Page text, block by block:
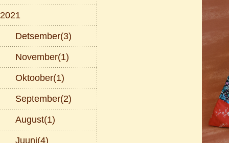
2021
Detsember(3)
November(1)
Oktoober(1)
September(2)
August(1)
Juuni(4)